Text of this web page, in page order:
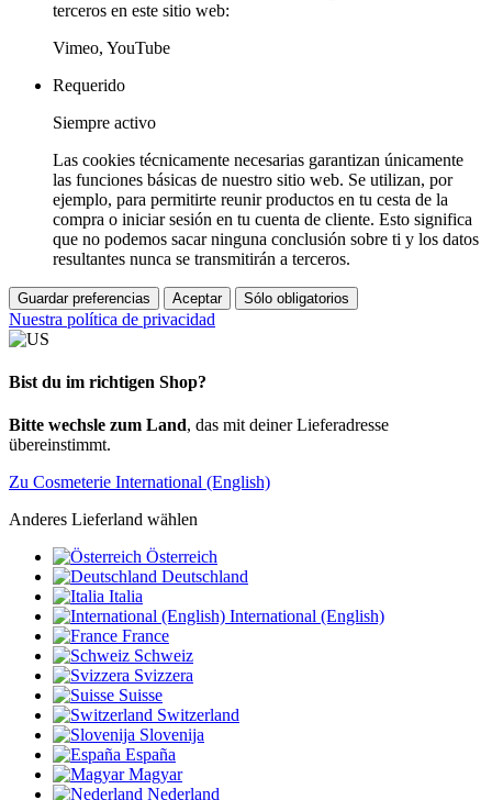
terceros en este sitio web:
Vimeo, YouTube
Requerido
Siempre activo
Las cookies técnicamente necesarias garantizan únicamente
las funciones básicas de nuestro sitio web. Se utilizan, por
ejemplo, para permitirte reunir productos en tu cesta de la
compra o iniciar sesión en tu cuenta de cliente. Esto significa
que no podemos sacar ninguna conclusión sobre ti y los datos
resultantes nunca se transmitirán a terceros.
Guardar preferencias Aceptar Sólo obligatorios
Nuestra política de privacidad
Bist du im richtigen Shop?
Bitte wechsle zum Land, das mit deiner Lieferadresse
übereinstimmt.
Zu Cosmeterie International (English)
Anderes Lieferland wählen
Österreich
Deutschland
Italia
International (English)
France
Schweiz
Svizzera
Suisse
Switzerland
Slovenija
España
Magyar
Nederland